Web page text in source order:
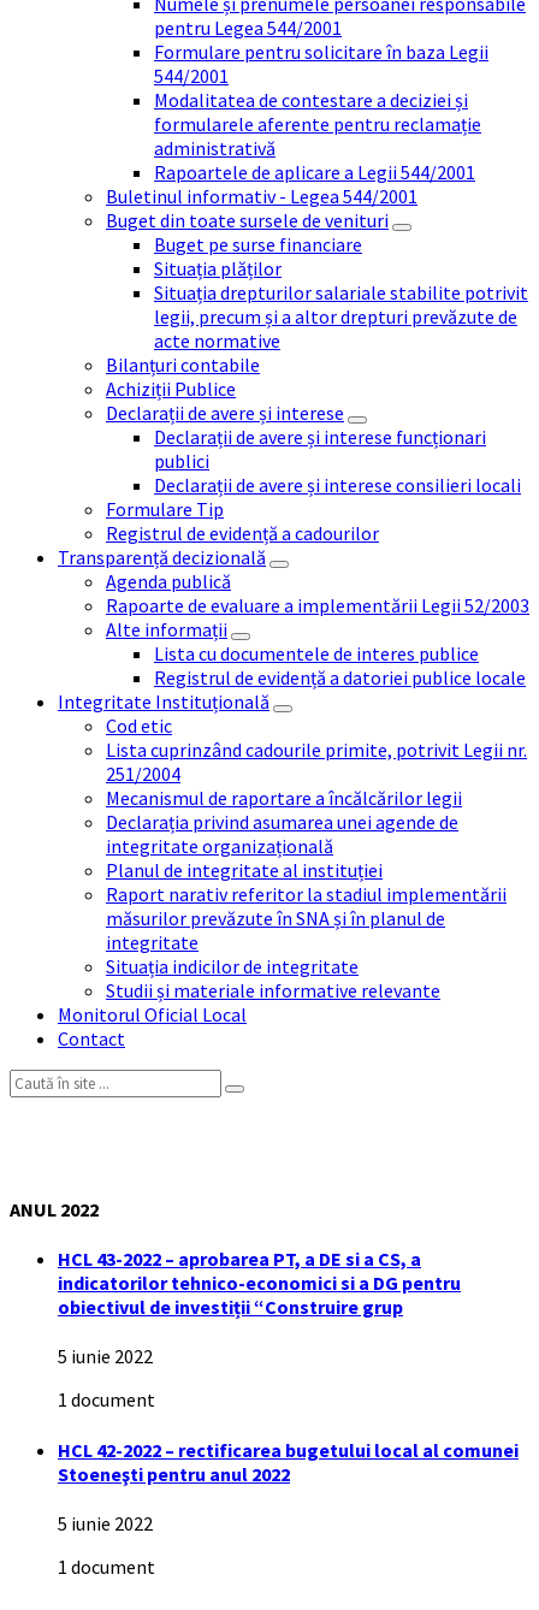
pentru Legea 544/2001
Formulare pentru solicitare în baza Legii
544/2001
Modalitatea de contestare a deciziei și
formularele aferente pentru reclamație
administrativă
Rapoartele de aplicare a Legii 544/2001
Buletinul informativ - Legea 544/2001
Buget din toate sursele de venituri
Buget pe surse financiare
Situația plăților
Situația drepturilor salariale stabilite potrivit
legii, precum și a altor drepturi prevăzute de
acte normative
Bilanțuri contabile
Achiziții Publice
Declarații de avere și interese
Declarații de avere și interese funcționari
publici
Declarații de avere și interese consilieri locali
Formulare Tip
Registrul de evidență a cadourilor
Transparență decizională
Agenda publică
Rapoarte de evaluare a implementării Legii 52/2003
Alte informații
Lista cu documentele de interes publice
Registrul de evidență a datoriei publice locale
Integritate Instituțională
Cod etic
Lista cuprinzând cadourile primite, potrivit Legii nr.
251/2004
Mecanismul de raportare a încălcărilor legii
Declarația privind asumarea unei agende de
integritate organizațională
Planul de integritate al instituției
Raport narativ referitor la stadiul implementării
măsurilor prevăzute în SNA și în planul de
integritate
Situația indicilor de integritate
Studii și materiale informative relevante
Monitorul Oficial Local
Contact
Search:
ANUL 2022
HCL 43-2022 – aprobarea PT, a DE si a CS, a
indicatorilor tehnico-economici si a DG pentru
obiectivul de investiții “Construire grup
5 iunie 2022
1 document
HCL 42-2022 – rectificarea bugetului local al comunei
Stoeneşti pentru anul 2022
5 iunie 2022
1 document